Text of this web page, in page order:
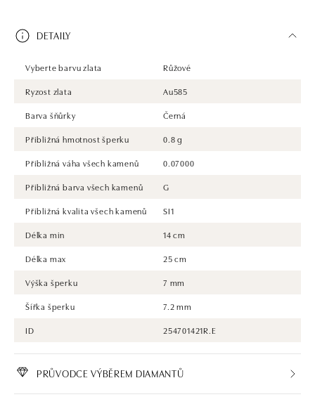
DETAILY
Vyberte barvu zlata
Růžové
Ryzost zlata
Au585
Barva šňůrky
Černá
Přibližná hmotnost šperku
0.8 g
Přibližná váha všech kamenů
0.07000
Přibližná barva všech kamenů
G
Přibližná kvalita všech kamenů
SI1
Délka min
14 cm
Délka max
25 cm
Výška šperku
7 mm
Šířka šperku
7.2 mm
ID
254701421R.E
PRŮVODCE VÝBĚREM DIAMANTŮ